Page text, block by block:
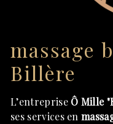
massage
Billère
L’entreprise Ô Mille
ses services en